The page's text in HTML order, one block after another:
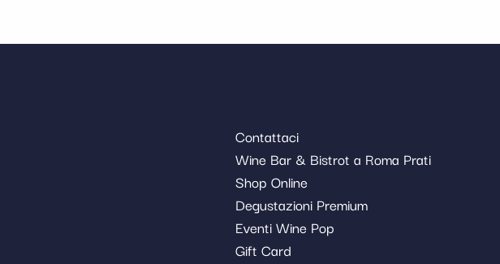
Contattaci
Wine Bar & Bistrot a Roma Prati
Shop Online
Degustazioni Premium
Eventi Wine Pop
Gift Card